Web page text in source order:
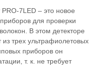
7LED – это новое
для проверки
В этом детекторе
из трех ультрафиолетовых
приборов он
т. к. не требует